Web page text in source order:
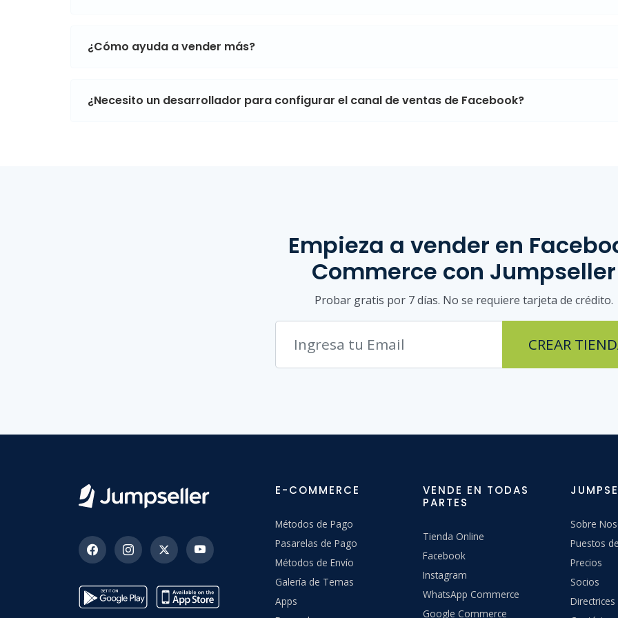
¿Cómo ayuda a vender más?
¿Necesito un desarrollador para configurar el canal de ventas de Facebook?
Empieza a vender en
Commerce con Jumpseller
Probar gratis por 7 días. No se requiere tarjeta de crédito.
CREAR
E-COMMERCE
Métodos de Pago
Pasarelas de Pago
Métodos de Envío
Galería de Temas
Apps
VENDE EN TODAS
PARTES
Tienda Online
Facebook
Instagram
WhatsApp Commerce
Google Commerce
Sobre
Puestos
Precios
Socios